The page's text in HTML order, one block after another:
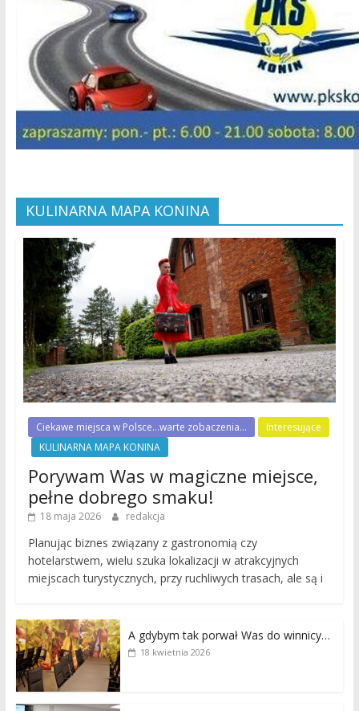
KULINARNA MAPA KONINA
Ciekawe miejsca w Polsce...warte zobaczenia...
Interesujące
KULINARNA MAPA KONINA
Porywam Was w magiczne miejsce,
pełne dobrego smaku!
18 maja 2026 redakcja
Planując biznes związany z gastronomią czy
hotelarstwem, wielu szuka lokalizacji w atrakcyjnych
miejscach turystycznych, przy ruchliwych trasach, ale są i
A gdybym tak porwał Was do winnicy…
18 kwietnia 2026